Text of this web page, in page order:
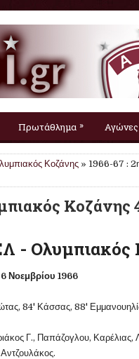
Πρωτάθλημα »
Κοζάνης » 1966-67 :
Κοζάνης
- Ολυμπιακός
6 Νοεμβρίου 1966
84' Κάσσας, 88'
Γ., Παπάζογλου,